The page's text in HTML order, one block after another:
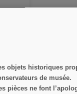
objets historiques
de musée.
pièces ne font